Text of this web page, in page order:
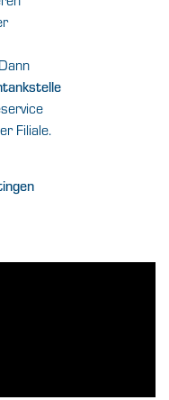
Filiale.